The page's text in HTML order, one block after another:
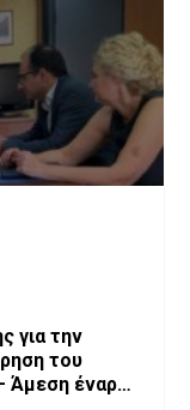
για την
του
έναρξη